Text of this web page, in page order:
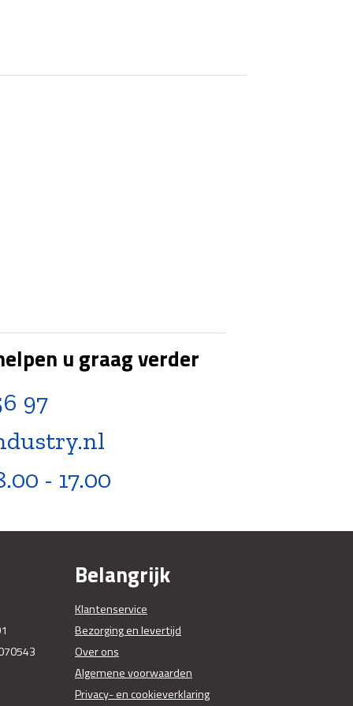
u graag verder
97
- 17.00
Belangrijk
Klantenservice
Bezorging en levertijd
Over ons
Algemene voorwaarden
Privacy- en cookieverklaring